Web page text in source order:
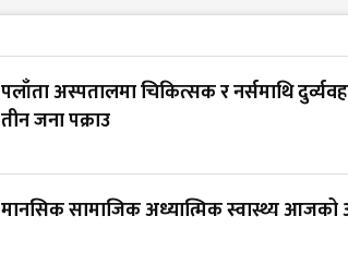
पलाँता अस्पतालमा चिकित्सक र नर्समाथि
तीन जना पक्राउ
मानसिक सामाजिक अध्यात्मिक स्वास्थ्य